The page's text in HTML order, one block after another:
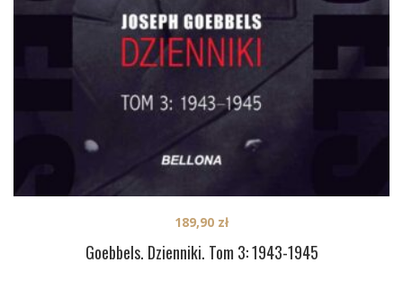
Goebbels. Dzienniki. Tom 3: 1943-1945
189,90 zł